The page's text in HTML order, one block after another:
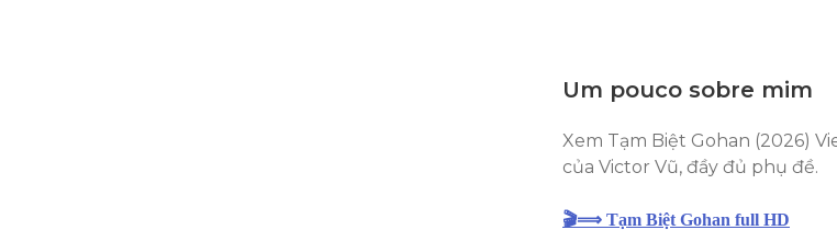
Um pouco sobre mim
Xem Tạm Biệt Gohan (2026)
của Victor Vũ, đầy đủ phụ đề.
🎬⟹ Tạm Biệt Gohan full HD